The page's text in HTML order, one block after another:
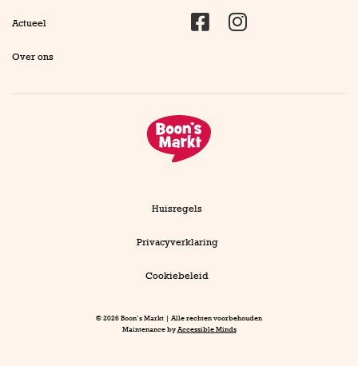
Actueel
Over ons
Facebook
Huisregels
Privacyverklaring
Cookiebeleid
© 2026 Boon’s Markt | Alle rechten voorbehouden
Maintenance byAccessible Minds